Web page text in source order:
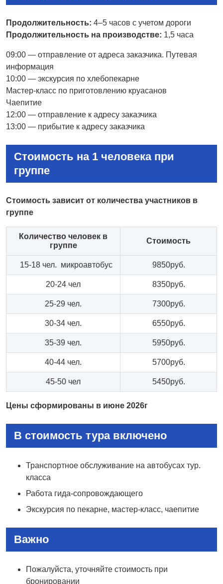
Продолжительность: 4–5 часов с учетом дороги
Продолжительность на производстве: 1,5 часа
09:00 — отправление от адреса заказчика. Путевая
информация
10:00 — экскурсия по хлебопекарне
Мастер-класс по приготовлению круасанов
Чаепитие
12:00 — отправление к адресу заказчика
13:00 — прибытие к адресу заказчика
Стоимость на 1 человека при
группе
Стоимость зависит от количества участников в
группе
Количество человек в
группе
Стоимость
15-18 чел. микроавтобус 9850руб.
20-24 чел 8350руб.
25-29 чел. 7300руб.
30-34 чел. 6550руб.
35-39 чел. 5950руб.
40-44 чел. 5700руб.
45-50 чел 5450руб.
Цены сформированы в июне 2026г
В стоимость тура включено
Транспортное обслуживание на автобусах тур.
класса
Работа гида-сопровождающего
Экскурсия по пекарне, мастер-класс, чаепитие
Важно
Пожалуйста, уточняйте стоимость при
бронировании